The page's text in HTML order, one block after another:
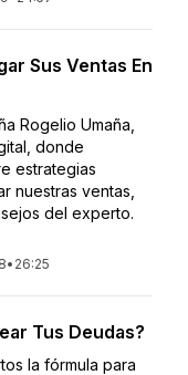
Sus Ventas En
Rogelio Umaña,
donde
estrategias
nuestras ventas,
del experto.
• 26:25
Tus Deudas?
la fórmula para